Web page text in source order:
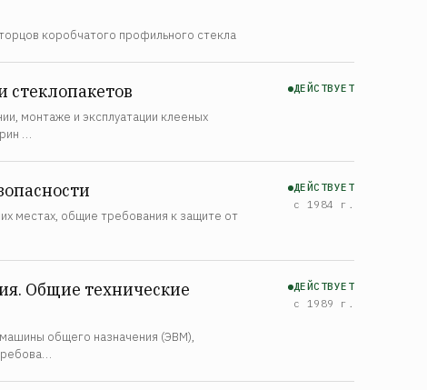
коробчатого профильного стекла
монтаже и эксплуатации клееных
…
ДЕЙСТВУЕТ
местах, общие требования к защите от
ДЕЙСТВУЕТ
с 1984 г.
Общие технические
общего назначения (ЭВМ),
ДЕЙСТВУЕТ
с 1989 г.